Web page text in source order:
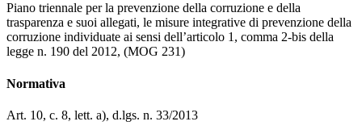
Piano triennale per la prevenzione della corruzione e della
trasparenza e suoi allegati, le misure integrative di prevenzione della
corruzione individuate ai sensi dell’articolo 1, comma 2-bis della
legge n. 190 del 2012, (MOG 231)
Normativa
Art. 10, c. 8, lett. a), d.lgs. n. 33/2013